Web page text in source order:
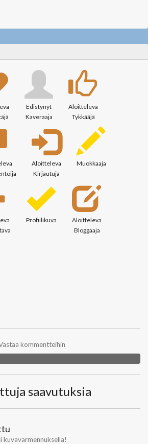
Edistynyt
Kaveraaja
Aloitteleva
Tykkääjä
Aloitteleva
Kirjautuja
Muokkaaja
Profiilikuva
Aloitteleva
Bloggaaja
kommentteihin
saavutuksia
kuvavarmennuksella!